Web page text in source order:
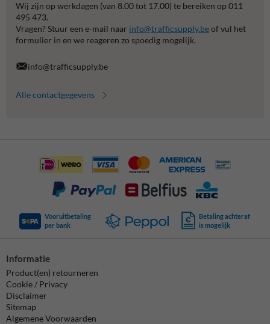
Wij zijn op werkdagen (van 8.00 tot 17.00) te bereiken op 011
495 473.
Vragen? Stuur een e-mail naar info@trafficsupply.beof vul het
formulier in en we reageren zo spoedig mogelijk.
info@trafficsupply.be
Alle contactgegevens
Vooruitbetaling
per bank
Betaling achteraf
is mogelijk
Informatie
Product(en) retourneren
Cookie / Privacy
Disclaimer
Sitemap
Algemene Voorwaarden